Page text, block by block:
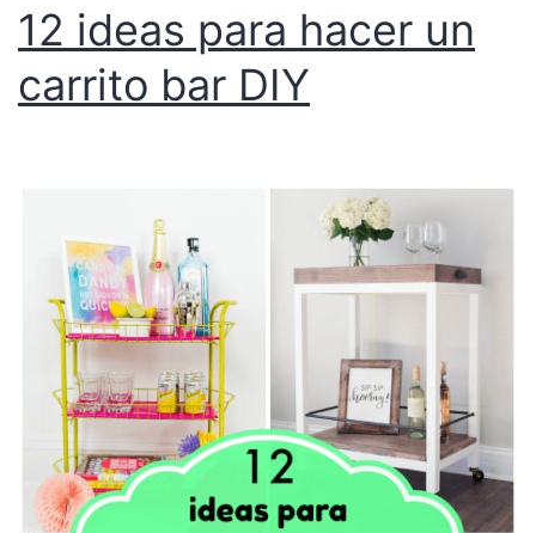
12 ideas para hacer un
carrito bar DIY